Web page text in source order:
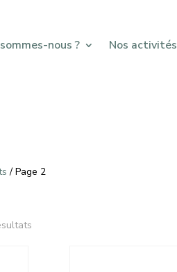
nous ? Nos activités
/ Page 2